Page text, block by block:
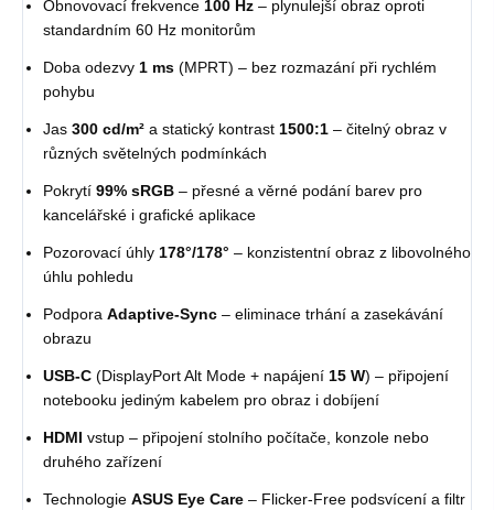
Obnovovací frekvence 100 Hz – plynulejší obraz oproti
standardním 60 Hz monitorům
Doba odezvy 1 ms (MPRT) – bez rozmazání při rychlém
pohybu
Jas 300 cd/m² a statický kontrast 1500:1 – čitelný obraz v
různých světelných podmínkách
Pokrytí 99% sRGB – přesné a věrné podání barev pro
kancelářské i grafické aplikace
Pozorovací úhly 178°/178° – konzistentní obraz z libovolného
úhlu pohledu
Podpora Adaptive-Sync – eliminace trhání a zasekávání
obrazu
USB-C (DisplayPort Alt Mode + napájení 15 W) – připojení
notebooku jediným kabelem pro obraz i dobíjení
HDMI vstup – připojení stolního počítače, konzole nebo
druhého zařízení
Technologie ASUS Eye Care – Flicker-Free podsvícení a filtr